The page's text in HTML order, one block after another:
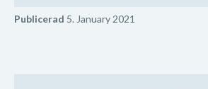
Publicerad 5. January 2021